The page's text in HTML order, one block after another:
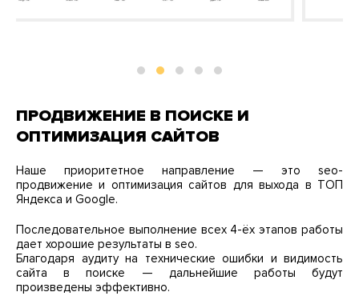
ПРОДВИЖЕНИЕ В ПОИСКЕ И
ОПТИМИЗАЦИЯ САЙТОВ
Наше приоритетное направление — это seo-
продвижение и оптимизация сайтов для выхода в ТОП
Яндекса и Google.
Последовательное выполнение всех 4-ёх этапов работы
дает хорошие результаты в seo.
Благодаря аудиту на технические ошибки и видимость
сайта в поиске — дальнейшие работы будут
произведены эффективно.